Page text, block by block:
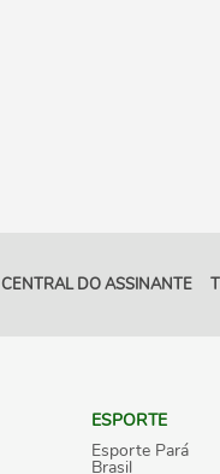
CENTRAL DO ASSINANTE
ESPORTE
Esporte Pará
Brasil